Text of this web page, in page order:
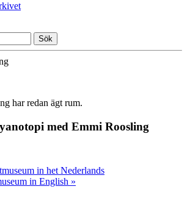
har redan ägt rum.
med Emmi Roosling
in het Nederlands
in English »